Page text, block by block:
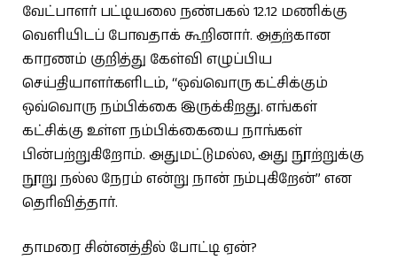
வேட்பாளர் பட்டியலை நண்பகல் 12.12 மணிக்கு
வெளியிடப் போவதாக் கூறினார். அதற்கான
காரணம் குறித்து கேள்வி எழுப்பிய
செய்தியாளர்களிடம், ‘‘ஒவ்வொரு கட்சிக்கும்
ஒவ்வொரு நம்பிக்கை இருக்கிறது. எங்கள்
கட்சிக்கு உள்ள நம்பிக்கையை நாங்கள்
பின்பற்றுகிறோம். அதுமட்டுமல்ல, அது நூற்றுக்கு
நூறு நல்ல நேரம் என்று நான் நம்புகிறேன்’’ என
தெரிவித்தார்.
தாமரை சின்னத்தில் போட்டி ஏன்?